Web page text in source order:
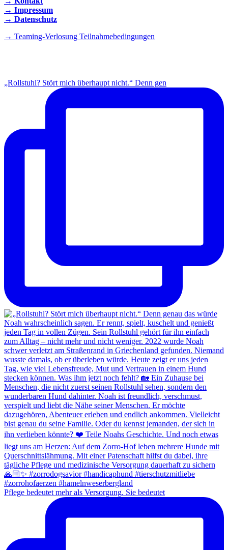
→ Impressum
→ Datenschutz
→ Teaming-Verlosung Teilnahmebedingungen
„Rollstuhl? Stört mich überhaupt nicht.“ Denn gen
Pflege bedeutet mehr als Versorgung. Sie bedeutet